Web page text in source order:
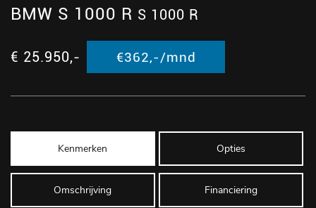
BMW S 1000 R S 1000 R
€ 25.950,- €362,-/mnd
Kenmerken Opties
Omschrijving Financiering